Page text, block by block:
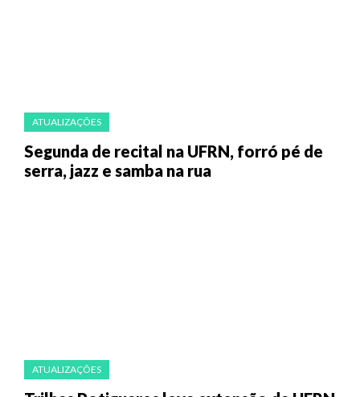
ATUALIZAÇÕES
Segunda de recital na UFRN, forró pé de
serra, jazz e samba na rua
ATUALIZAÇÕES